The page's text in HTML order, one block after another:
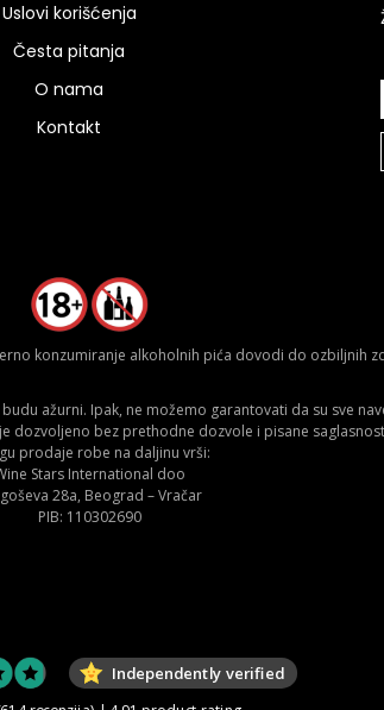
Uslovi korišćenja
Česta pitanja
O nama
Kontakt
konzumiranje alkoholnih pića dovodi do ozbiljnih
ažurni. Ipak, ne možemo garantovati da su sve
dozvoljeno bez prethodne dozvole i pisane
prodaje robe na daljinu vrši:
Stars International doo
28a, Beograd – Vračar
PIB: 110302690
Independently verified